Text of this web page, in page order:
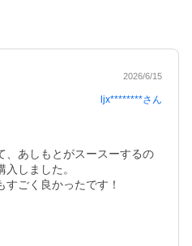
2026/6/15
ljx********さん
、あしもとがスースーするの
しました。
ごく良かったです！